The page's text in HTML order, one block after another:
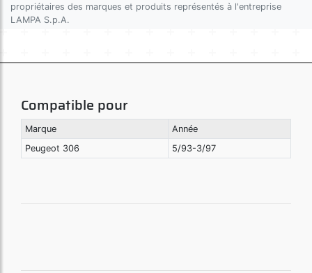
propriétaires des marques et produits représentés à l'entreprise
LAMPA S.p.A.
Compatible pour
Marque
Année
Peugeot 306
5/93-3/97